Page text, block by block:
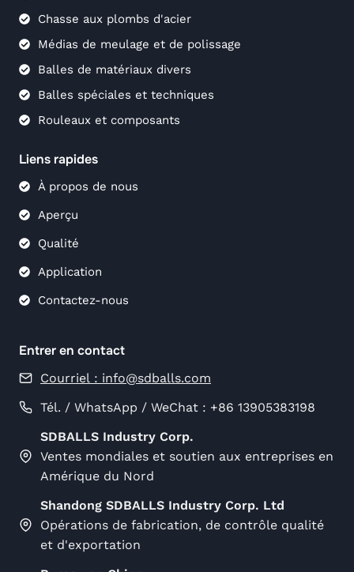
Chasse aux plombs d'acier
Médias de meulage et de polissage
Balles de matériaux divers
Balles spéciales et techniques
Rouleaux et composants
Liens rapides
À propos de nous
Aperçu
Qualité
Application
Contactez-nous
Entrer en contact
Courriel : info@sdballs.com
Tél. / WhatsApp / WeChat : +86 13905383198
SDBALLS Industry Corp.
Ventes mondiales et soutien aux entreprises en
Amérique du Nord
Shandong SDBALLS Industry Corp. Ltd
Opérations de fabrication, de contrôle qualité
et d'exportation